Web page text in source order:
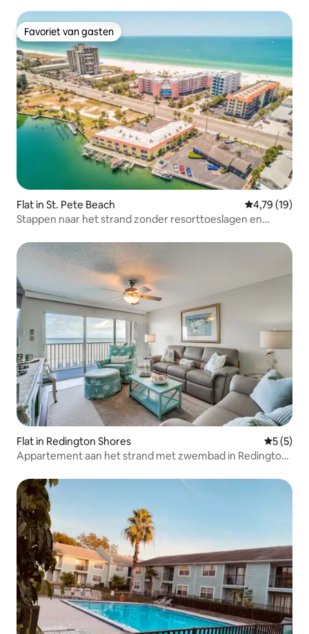
Favoriet van gasten
Favoriet van gasten
Flat in St. Pete Beach Gemiddelde
4,79 (19)
Stappen naar het strand zonder resorttoeslagen en
Flat in Redington Shores
5 (5)
Appartement aan het strand met zwembad in Redington